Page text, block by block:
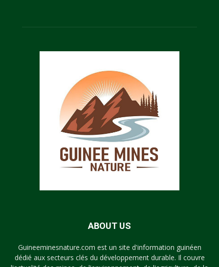
ABOUT US
Guineeminesnature.com est un site d'information guinéen
dédié aux secteurs clés du développement durable. Il couvre